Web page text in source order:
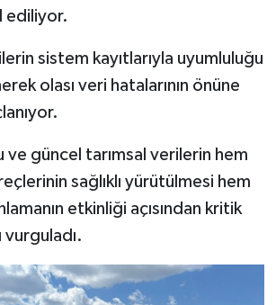
ediliyor.
sistem kayıtlarıyla uyumluluğu
olası veri hatalarının önüne
ve güncel tarımsal verilerin hem
sağlıklı yürütülmesi hem
etkinliği açısından kritik
vurguladı.